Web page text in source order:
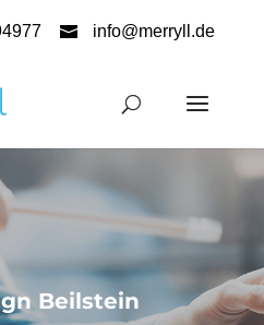
info@merryll.de
Beilstein